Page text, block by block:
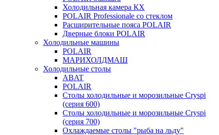
Холодильная камера КХ
POLAIR Professionale со стеклом
Расширительные пояса POLAIR
Дверные блоки POLAIR
Холодильные машины
POLAIR
МАРИХОЛДМАШ
Холодильные столы
ABAT
POLAIR
Столы холодильные и морозильные Cryspi
(серия 600)
Столы холодильные и морозильные Cryspi
(серия 700)
Охлаждаемые столы "рыба на льду"